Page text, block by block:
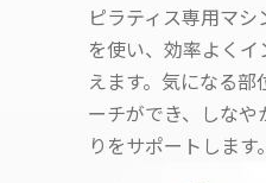
ピラティス専用マシ
を使い、効率よく
えます。気になる
ーチができ、しな
りをサポートします。